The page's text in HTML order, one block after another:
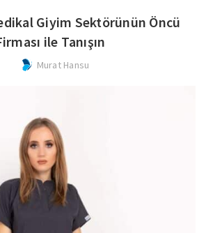
Giyim Sektörünün Öncü
ile Tanışın
Murat Hansu